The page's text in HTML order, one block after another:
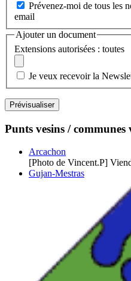
Prévenez-moi de tous les
email
Ajouter un document
Extensions autorisées : toutes
Je veux recevoir la
Punts vesins / communes
Arcachon
[Photo de Vincent.P]
Gujan-Mestras